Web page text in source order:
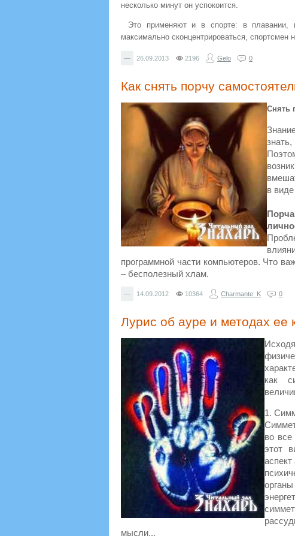
несколько минут он успокоится.
Это применяют и в спорте: в плавании,
максимально сконцентрироваться,
— 26.09.2013 2196 Gelo 0
Как снять порчу
Снять
в
программной части компьютеров. Что
– бесполезный хлам.
— 14.09.2012 10364 Charmante_K 0
Лурис об ауре и методах ее
как
1.
во все
этот
мысли...